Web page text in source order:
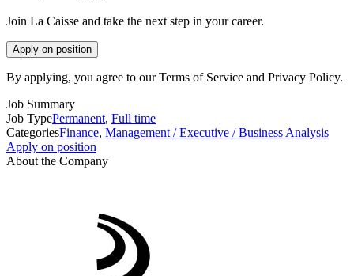
Join La Caisse and take the next step in your career.
Apply on position
By applying, you agree to our Terms of Service and Privacy Policy.
Job Summary
Job TypePermanent, Full time
CategoriesFinance, Management / Executive / Business Analysis
Apply on position
About the Company